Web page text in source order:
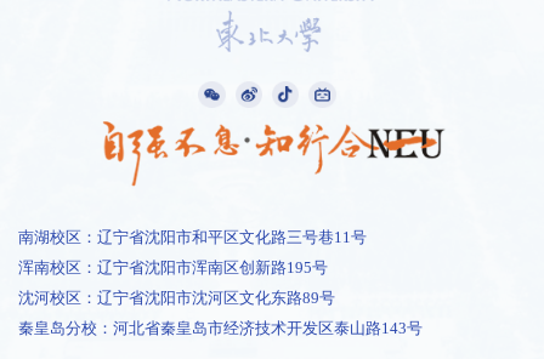
南湖校区：辽宁省沈阳市和平区文化路三号巷11号
浑南校区：辽宁省沈阳市浑南区创新路195号
沈河校区：辽宁省沈阳市沈河区文化东路89号
秦皇岛分校：河北省秦皇岛市经济技术开发区泰山路143号